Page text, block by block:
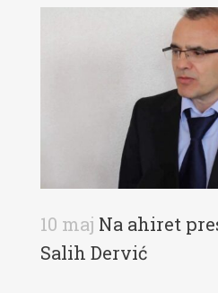
10 maj Na ahiret
Salih Dervić